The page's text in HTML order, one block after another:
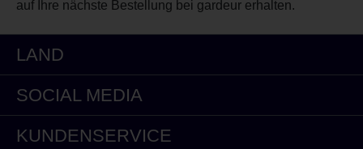
auf Ihre nächste Bestellung bei gardeur erhalten.
LAND
SOCIAL MEDIA
KUNDENSERVICE